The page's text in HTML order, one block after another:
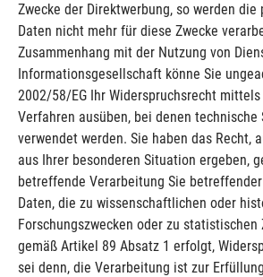
Zwecke der Direktwerbung, so werden die
Daten nicht mehr für diese Zwecke
Zusammenhang mit der Nutzung von
Informationsgesellschaft könne Sie
2002/58/EG Ihr Widerspruchsrecht
Verfahren ausüben, bei denen technische
verwendet werden. Sie haben das Recht,
aus Ihrer besonderen Situation ergeben,
betreffende Verarbeitung Sie
Daten, die zu wissenschaftlichen oder
Forschungszwecken oder zu statistischen
gemäß Artikel 89 Absatz 1 erfolgt,
sei denn, die Verarbeitung ist zur